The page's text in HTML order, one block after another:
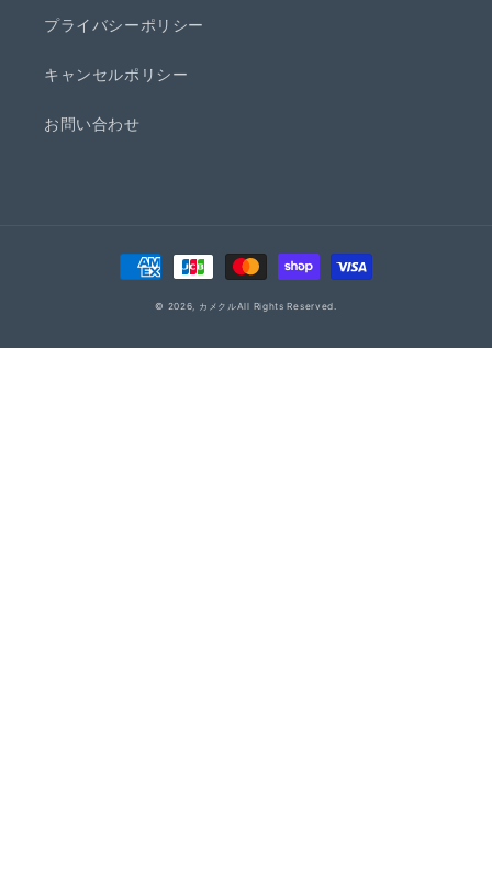
プライバシーポリシー
キャンセルポリシー
お問い合わせ
決
済
法
© 2026, カメクルAll Rights Reserved.